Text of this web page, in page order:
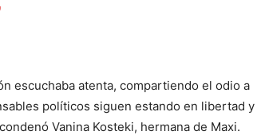
–
escuchaba atenta, compartiendo el odio a
políticos siguen estando en libertad y
Vanina Kosteki, hermana de Maxi.